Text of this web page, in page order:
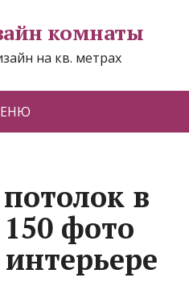
комнаты
на кв. метрах
в
фото